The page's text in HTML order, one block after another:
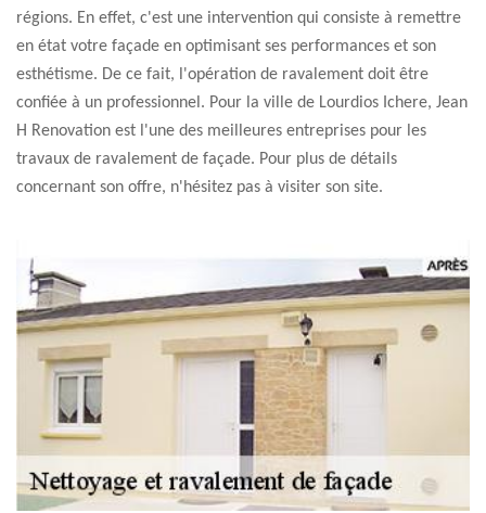
régions. En effet, c'est une intervention qui consiste à remettre
en état votre façade en optimisant ses performances et son
esthétisme. De ce fait, l'opération de ravalement doit être
confiée à un professionnel. Pour la ville de Lourdios Ichere, Jean
H Renovation est l'une des meilleures entreprises pour les
travaux de ravalement de façade. Pour plus de détails
concernant son offre, n'hésitez pas à visiter son site.